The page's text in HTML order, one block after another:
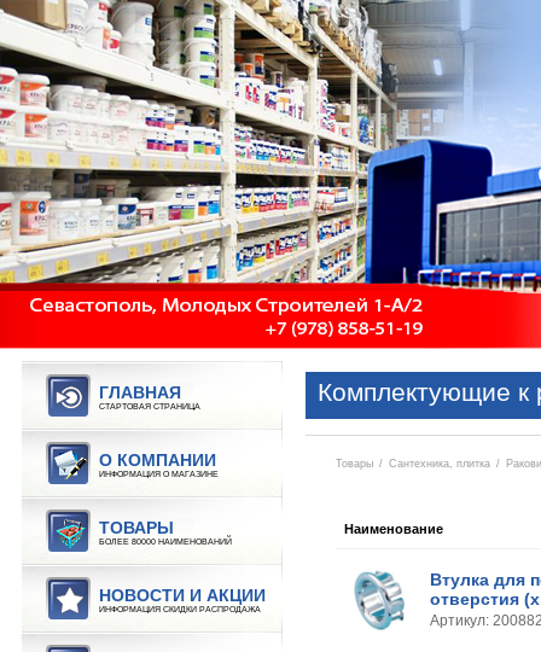
ГЛАВНАЯ
СТАРТОВАЯ СТРАНИЦА
О КОМПАНИИ
ИНФОРМАЦИЯ О МАГАЗИНЕ
ТОВАРЫ
БОЛЕЕ 80000 НАИМЕНОВАНИЙ
НОВОСТИ И АКЦИИ
ИНФОРМАЦИЯ СКИДКИ РАСПРОДАЖА
Комплектующие к
Товары / Сантехника, плитка /
Наименование
Втулка для
отверстия
Артикул: